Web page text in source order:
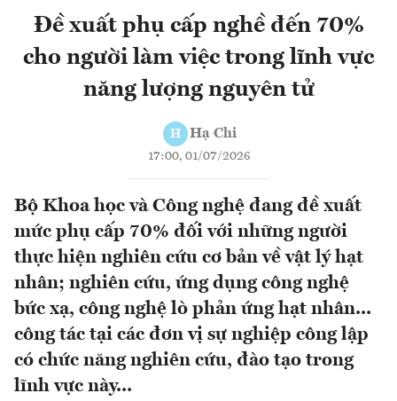
Đề xuất phụ cấp nghề đến 70%
cho người làm việc trong lĩnh vực
năng lượng nguyên tử
H Hạ Chi
17:00, 01/07/2026
Bộ Khoa học và Công nghệ đang đề xuất
mức phụ cấp 70% đối với những người
thực hiện nghiên cứu cơ bản về vật lý hạt
nhân; nghiên cứu, ứng dụng công nghệ
bức xạ, công nghệ lò phản ứng hạt nhân...
công tác tại các đơn vị sự nghiệp công lập
có chức năng nghiên cứu, đào tạo trong
lĩnh vực này...